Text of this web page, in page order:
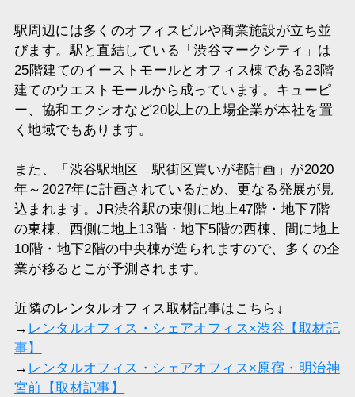
駅周辺には多くのオフィスビルや商業施設が立ち並
びます。駅と直結している「渋谷マークシティ」は
25階建てのイーストモールとオフィス棟である23階
建てのウエストモールから成っています。キューピ
ー、協和エクシオなど20以上の上場企業が本社を置
く地域でもあります。
また、「渋谷駅地区 駅街区買いが都計画」が2020
年～2027年に計画されているため、更なる発展が見
込まれます。JR渋谷駅の東側に地上47階・地下7階
の東棟、西側に地上13階・地下5階の西棟、間に地上
10階・地下2階の中央棟が造られますので、多くの企
業が移るとこが予測されます。
近隣のレンタルオフィス取材記事はこちら↓
→ レンタルオフィス・シェアオフィス×渋谷【取材記
事】
→ レンタルオフィス・シェアオフィス×原宿・明治神
宮前【取材記事】